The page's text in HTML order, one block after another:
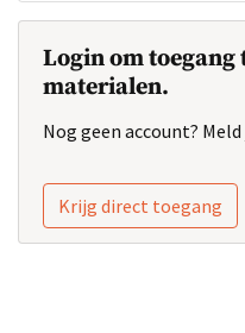
Login om
materialen.
Nog geen account? Meld
Krijg direct toegang